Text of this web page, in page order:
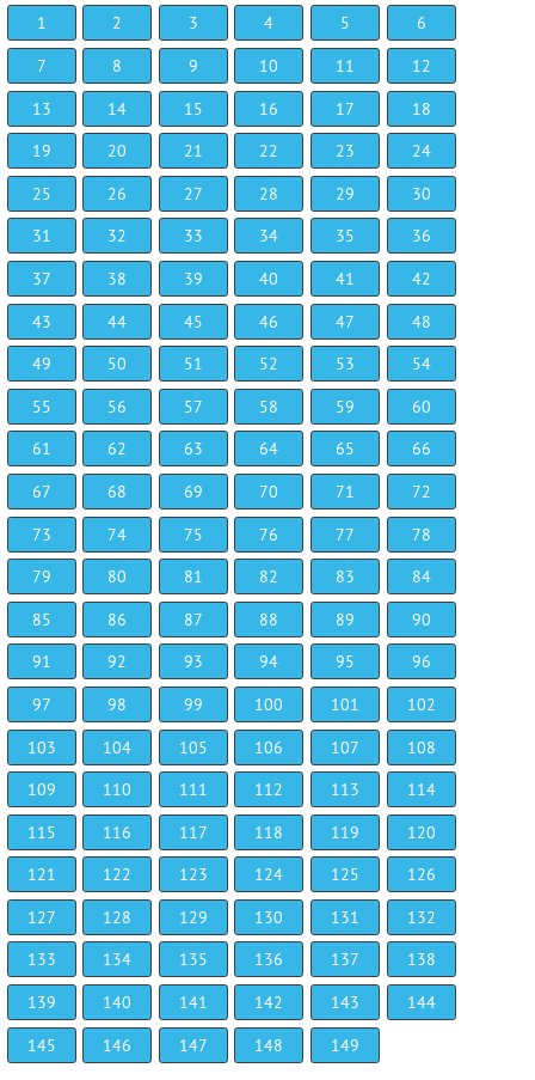
1 2 3 4 5
6
7
8 9 10 11
12
13
14 15 16 17
18
19
20 21 22 23
24
25
26 27 28 29
30
31
32 33 34 35
36
37
38 39 40 41
42
43
44 45 46 47
48
49
50 51 52 53
54
55
56 57 58 59
60
61
62 63 64 65
66
67
68 69 70 71
72
73
74 75 76 77
78
79
80 81 82 83
84
85
86 87 88 89
90
91
92 93 94 95
96
97
98 99 100 101
102
103
104 105 106 107
108
109
110 111 112 113
114
115
116 117 118 119
120
121
122 123 124 125
126
127
128 129 130 131
132
133
134 135 136 137
138
139
140 141 142 143
144
145
146 147 148 149